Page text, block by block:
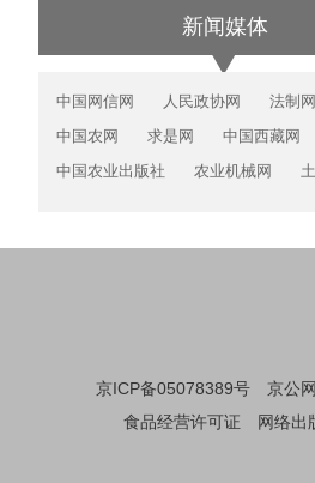
新闻媒体
中国网信网 人民政协网 法制网
中国农网
求是网 中国西藏网
中国农业出版社
农业机械网
京ICP备05078389号
京公
食品经营许可证
网络出